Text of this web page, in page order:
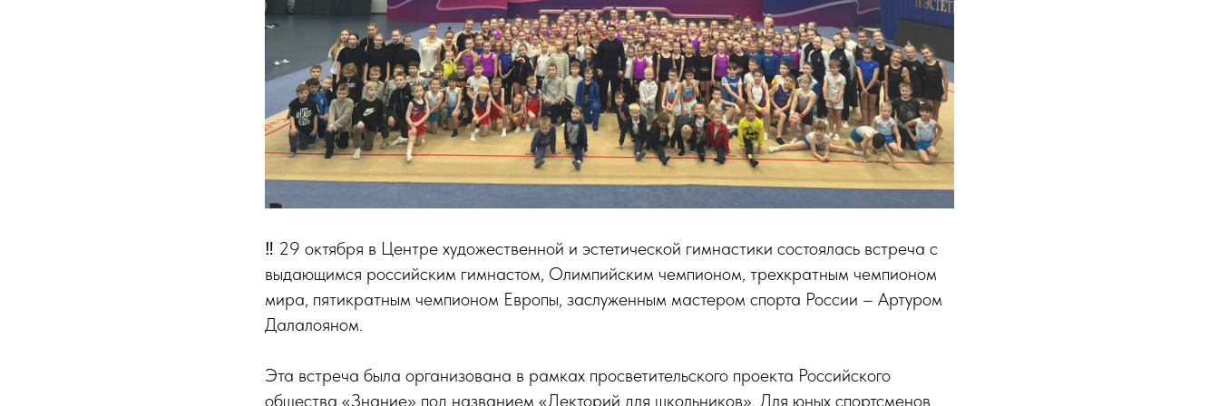
‼️ 29 октября в Центре художественной и эстетической гимнастики состоялась встреча с
выдающимся российским гимнастом, Олимпийским чемпионом, трехкратным чемпионом
мира, пятикратным чемпионом Европы, заслуженным мастером спорта России – Артуром
Далалояном.
Эта встреча была организована в рамках просветительского проекта Российского
общества «Знание» под названием «Лекторий для школьников». Для юных спортсменов